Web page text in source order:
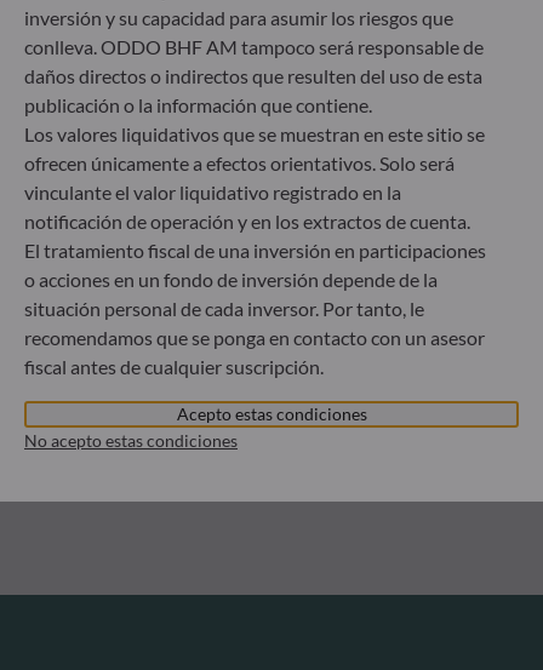
Descubra nuestra selección
INVERSIÓN SOSTENIBLE
Promover las finanzas
sostenibles
Descubra cómo promovemos de forma
proactiva y responsable las finanzas sostenibles
para lograr rentabilidad a largo plazo
Ver más
inversión y su capacidad para asumir los riesgos que
conlleva. ODDO BHF AM tampoco será responsable de
daños directos o indirectos que resulten del uso de esta
publicación o la información que contiene.
Los valores liquidativos que se muestran en este sitio se
ofrecen únicamente a efectos orientativos. Solo será
vinculante el valor liquidativo registrado en la
notificación de operación y en los extractos de cuenta.
El tratamiento fiscal de una inversión en participaciones
o acciones en un fondo de inversión depende de la
situación personal de cada inversor. Por tanto, le
recomendamos que se ponga en contacto con un asesor
fiscal antes de cualquier suscripción.
Acepto estas condiciones
No acepto estas condiciones